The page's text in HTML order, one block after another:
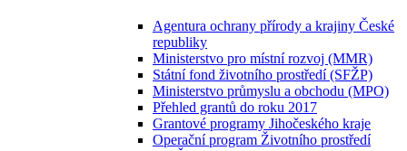
Agentura ochrany přírody a krajiny České
republiky
Ministerstvo pro místní rozvoj (MMR)
Státní fond životního prostředí (SFŽP)
Ministerstvo průmyslu a obchodu (MPO)
Přehled grantů do roku 2017
Grantové programy Jihočeského kraje
Operační program Životního prostředí